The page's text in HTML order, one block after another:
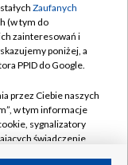
Zaufanych
(w tym do
zainteresowań i
poniżej, a
PPID do Google.
przez Ciebie naszych
w tym informacje
sygnalizatory
świadczenie